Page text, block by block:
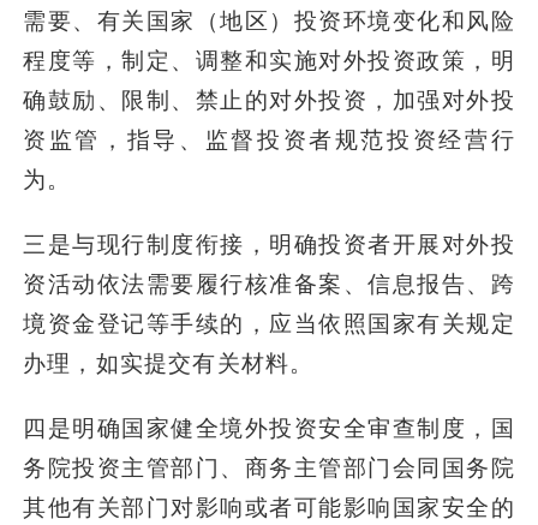
需要、有关国家（地区）投资环境变化和风险
程度等，制定、调整和实施对外投资政策，明
确鼓励、限制、禁止的对外投资，加强对外投
资监管，指导、监督投资者规范投资经营行
为。
三是与现行制度衔接，明确投资者开展对外投
资活动依法需要履行核准备案、信息报告、跨
境资金登记等手续的，应当依照国家有关规定
办理，如实提交有关材料。
四是明确国家健全境外投资安全审查制度，国
务院投资主管部门、商务主管部门会同国务院
其他有关部门对影响或者可能影响国家安全的